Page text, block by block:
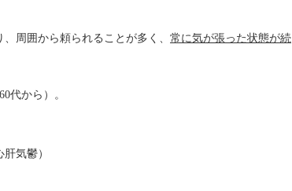
周囲から頼られることが多く、 常に気が張った状態が続
代から）。
気鬱）